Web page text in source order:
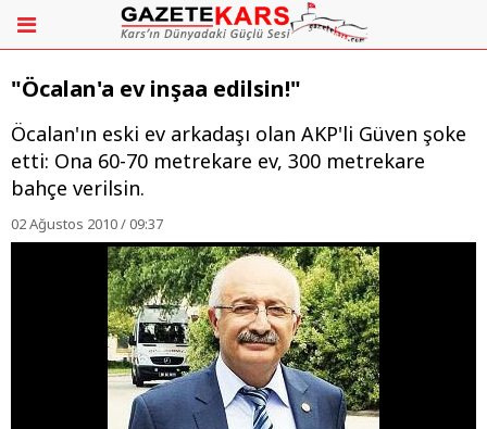
"Öcalan'a ev inşaa edilsin!"
Öcalan'ın eski ev arkadaşı olan AKP'li Güven şoke
etti: Ona 60-70 metrekare ev, 300 metrekare
bahçe verilsin.
02 Ağustos 2010 / 09:37